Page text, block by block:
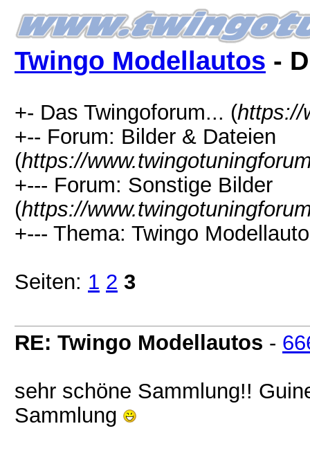
Twingo Modellautos -
+- Das Twingoforum... (https://
+-- Forum: Bilder & Dateien
(https://
+--- Forum: Sonstige Bilder
(https://
+--- Thema: Twingo
Seiten: 1 2 3
RE: Twingo Modellautos -
sehr schöne Sammlung!!
Sammlung